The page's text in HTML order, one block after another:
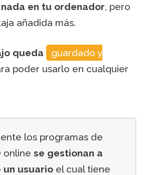
en tu ordenador, pero
añadida más.
queda
guardado y
poder usarlo en cualquier
los programas de
online se gestionan a
un usuario el cual tiene